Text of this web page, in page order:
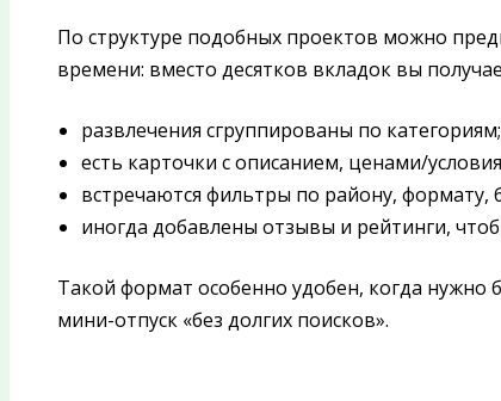
По структуре подобных проектов можно
времени: вместо десятков вкладок вы
развлечения сгруппированы по категориям;
есть карточки с описанием, ценами/
встречаются фильтры по району,
иногда добавлены отзывы и рейтинги,
Такой формат особенно удобен, когда
мини-отпуск «без долгих поисков».